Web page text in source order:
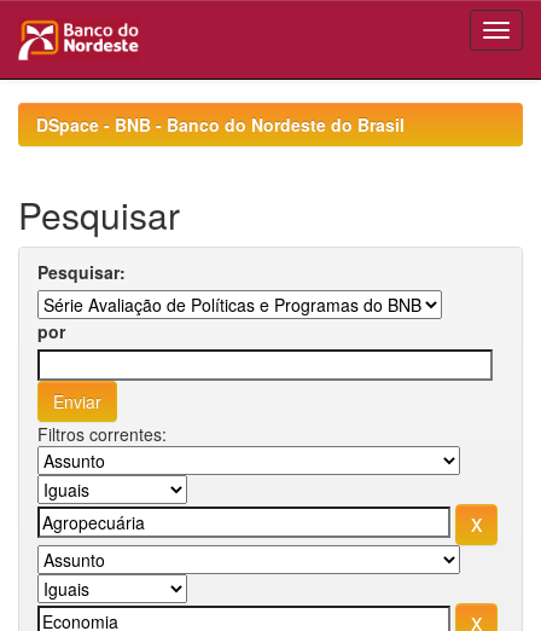
navigationDSpace - BNB - Banco do Nordeste do Brasil
Pesquisar
Pesquisar:
por
Filtros correntes: